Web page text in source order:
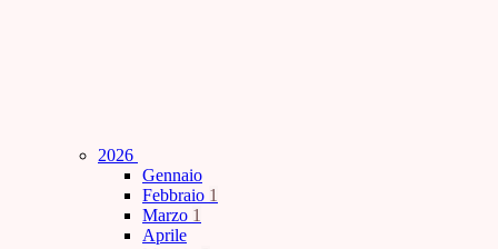
2026
Gennaio
Febbraio 1
Marzo 1
Aprile